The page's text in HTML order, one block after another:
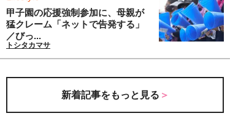
甲子園の応援強制参加に、母親が
猛クレーム「ネットで告発する」
／びっ...
トシタカマサ
新着記事をもっと見る